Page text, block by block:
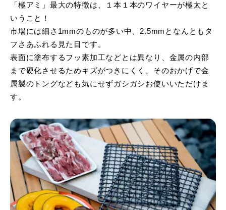
「極アミ」最大の特徴は、１本１本のワイヤーが極太と
いうこと！
市場には細さ1mmのものが多い中、2.5mmとなんともタ
フさあふれる見た目です。
表面に塗布するフッ素加工などとは異なり、金属の内部
まで硬化させるためキズがつきにくく、そのおかげで金
属製のトングなども気にせずガシガシお使いいただけま
す。